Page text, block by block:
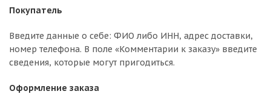
Покупатель
Введите данные о себе: ФИО либо ИНН, адрес доставки,
номер телефона. В поле «Комментарии к заказу» введите
сведения, которые могут пригодиться.
Оформление заказа